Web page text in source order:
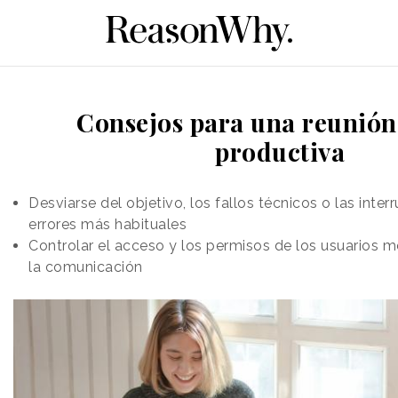
Consejos para una
productiva
Desviarse del objetivo, los fallos técnicos o las
errores más habituales
Controlar el acceso y los permisos de los usuarios
la comunicación